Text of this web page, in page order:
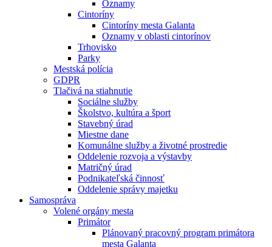
Oznamy
Cintoríny
Cintoríny mesta Galanta
Oznamy v oblasti cintorínov
Trhovisko
Parky
Mestská polícia
GDPR
Tlačivá na stiahnutie
Sociálne služby
Školstvo, kultúra a šport
Stavebný úrad
Miestne dane
Komunálne služby a životné prostredie
Oddelenie rozvoja a výstavby
Matričný úrad
Podnikateľská činnosť
Oddelenie správy majetku
Samospráva
Volené orgány mesta
Primátor
Plánovaný pracovný program primátora
mesta Galanta